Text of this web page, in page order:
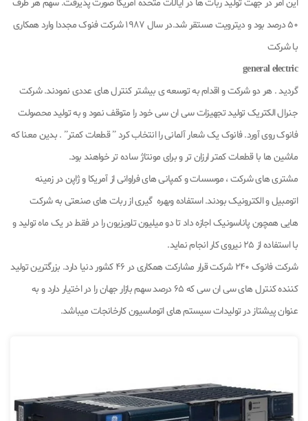
این امر در جهت تولید ربات ها در ایالات متحده آمریکا صورت پذیرفت. سهم هر طرف
50 درصد بود و دیترویت مستقر شد.در سال 1987 شرکت فنوک مجددا وارد همکاری
با شرکت
general electric
گردید . هر دو شرکت و اقدام به توسعه ی بیشتر کنترل های عددی نمودند. شرکت
جنرال الکتریک تولید تجهیزات سی ان سی خود را متوقف نمود و به تولید محصولت
فانوک روی آورد. فانوک یک شعار آلمانی را انتخاب کرد ” قطعات کمتر” . بدین معنا که
ماشین ها با قطعات کمتر ارزان تر و برای مونتاژ ساده تر خواهند بود.
مشتری های شرکت ، موسسات و کمپانی های فراوانی از آمریکا و ژاپن در زمینه
اتومبیل و الکترونیک بودند. استفاده وبهره گیری از ربات های صنعتی به شرکت
هایی همچون پاناسونیک اجازه داد تا دو میلیون تلویزیون را در فقط در یک ماه تولید و
با استفاده از 25 نیروی کار انجام نماید.
شرکت فانوک 240 شرکت قرار مشارکت همکاری در 46 کشور دنیا دارد. بزرگترین تولید
کننده کنترل های سی ان سی که 65 درصد سهم بازار جهان را در اختیار دارد و به
عنوان پیشتاز در تولیدات سیستم های اتوماسیون کارخانجات میباشد.